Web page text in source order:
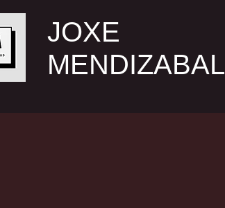
JOXE
MENDIZABAL